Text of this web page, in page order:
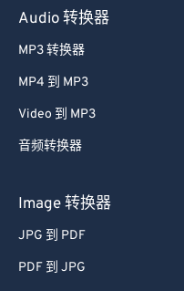
Audio 转换器
MP3 转换器
MP4 到 MP3
Video 到 MP3
音频转换器
Image 转换器
JPG 到 PDF
PDF 到 JPG